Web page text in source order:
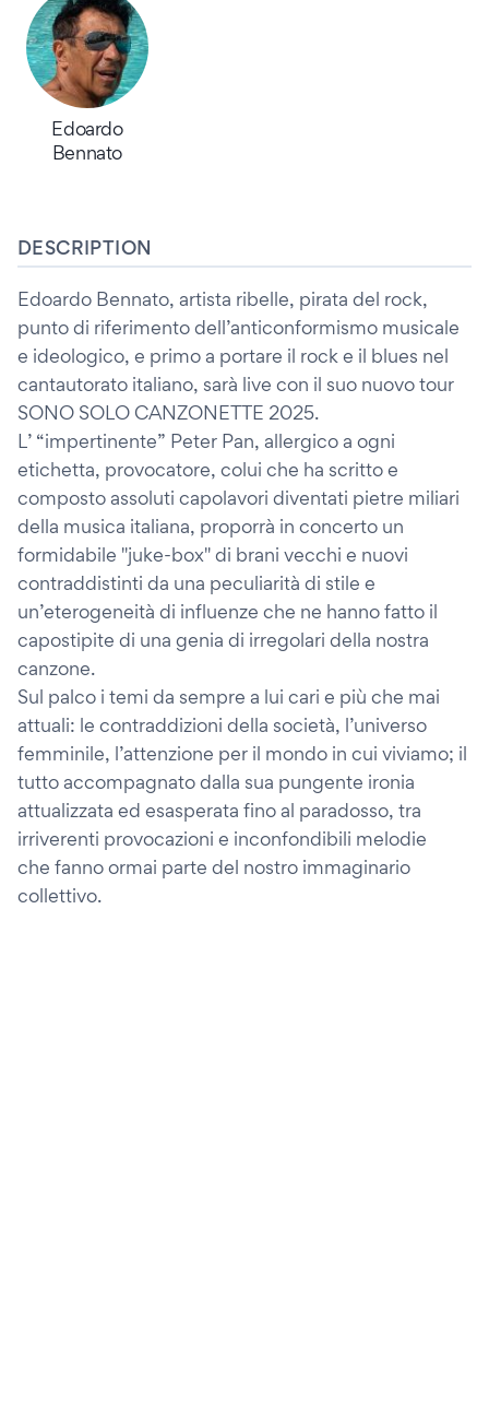
Edoardo
Bennato
DESCRIPTION
Edoardo Bennato, artista ribelle, pirata del rock,
punto di riferimento dell’anticonformismo musicale
e ideologico, e primo a portare il rock e il blues nel
cantautorato italiano, sarà live con il suo nuovo tour
SONO SOLO CANZONETTE 2025.
L’ “impertinente” Peter Pan, allergico a ogni
etichetta, provocatore, colui che ha scritto e
composto assoluti capolavori diventati pietre miliari
della musica italiana, proporrà in concerto un
formidabile "juke-box" di brani vecchi e nuovi
contraddistinti da una peculiarità di stile e
un’eterogeneità di influenze che ne hanno fatto il
capostipite di una genia di irregolari della nostra
canzone.
Sul palco i temi da sempre a lui cari e più che mai
attuali: le contraddizioni della società, l’universo
femminile, l’attenzione per il mondo in cui viviamo; il
tutto accompagnato dalla sua pungente ironia
attualizzata ed esasperata fino al paradosso, tra
irriverenti provocazioni e inconfondibili melodie
che fanno ormai parte del nostro immaginario
collettivo.